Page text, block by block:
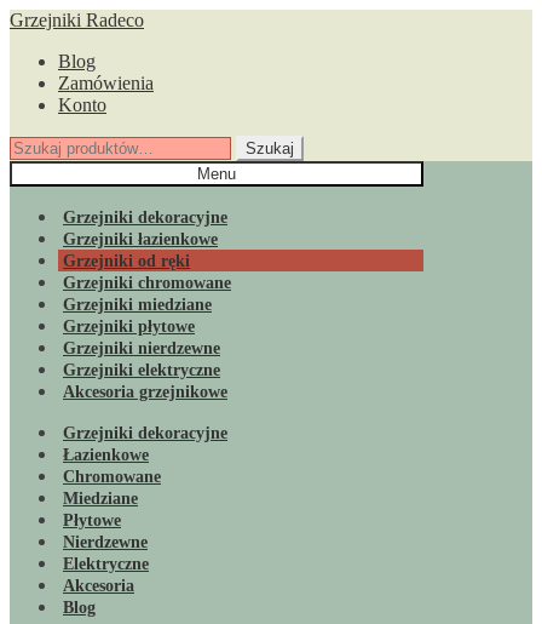
Przejdź
nawigacji
Przejdź
treści
Grzejniki Radeco
Blog
Zamówienia
Konto
Szukaj:
Szukaj
Menu
Grzejniki dekoracyjne
Grzejniki łazienkowe
Grzejniki od ręki
Grzejniki chromowane
Grzejniki miedziane
Grzejniki płytowe
Grzejniki nierdzewne
Grzejniki elektryczne
Akcesoria grzejnikowe
Grzejniki dekoracyjne
Łazienkowe
Chromowane
Miedziane
Płytowe
Nierdzewne
Elektryczne
Akcesoria
Blog